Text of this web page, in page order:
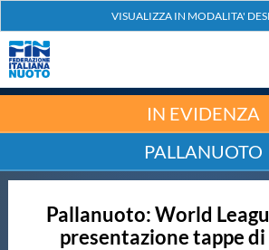
Nuoto
Tuffi
IN EVIDENZA
PALLANUOTO
Pallanuoto: World
presentazione tappe di